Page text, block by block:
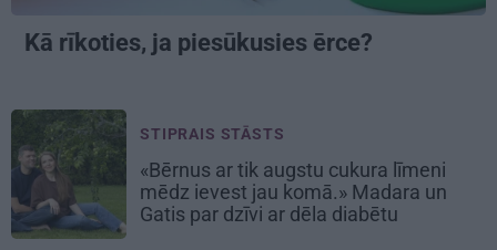
Kā rīkoties, ja piesūkusies ērce?
STIPRAIS STĀSTS
«Bērnus ar tik augstu cukura līmeni
mēdz ievest jau komā.» Madara un
Gatis par dzīvi ar dēla diabētu